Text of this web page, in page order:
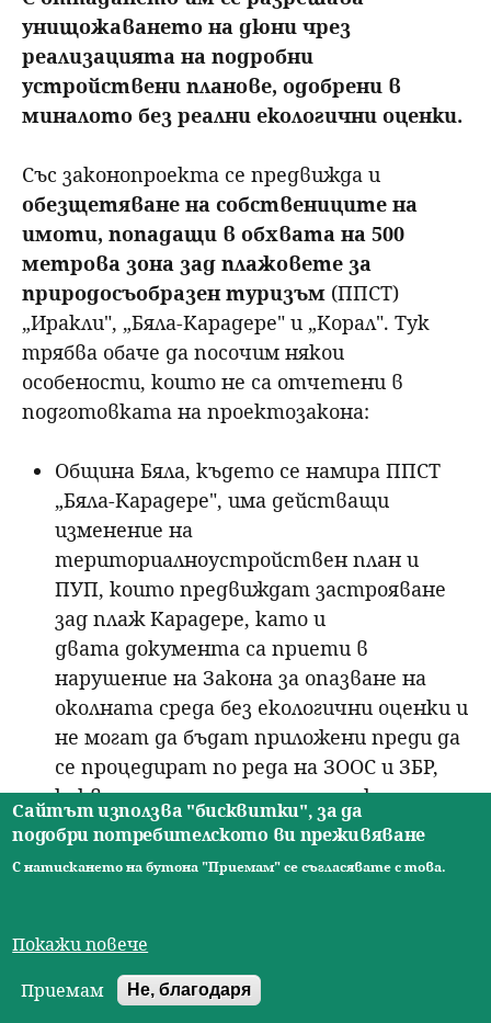
унищожаването на дюни чрез
реализацията на подробни
устройствени планове, одобрени в
миналото без реални екологични оценки.
Със законопроекта се предвижда и
обезщетяване на собствениците на
имоти, попадащи в обхвата на 500
метрова зона зад плажовете за
природосъобразен туризъм (ППСТ)
„Иракли", „Бяла-Карадере" и „Корал". Тук
трябва обаче да посочим някои
особености, които не са отчетени в
подготовката на проектозакона:
Община Бяла, където се намира ППСТ
„Бяла-Карадере", има действащи
изменение на
териториалноустройствен план и
ПУП, които предвиждат застрояване
зад плаж Карадере, като и
двата документа са приети в
нарушение на Закона за опазване на
околната среда без екологични оценки и
не могат да бъдат приложени преди да
се процедират по реда на ЗООС и ЗБР,
каквото процедиране е задължително
заради прилагането на Директивата за
можете да видите тук
https://forthenature.org/cases/13
Община Несебър, където се намира
Сайтът използва "бисквитки", за да
подобри потребителското ви преживяване
С натискането на бутона "Приемам" се съгласявате с това.
Покажи повече
Приемам
Не, благодаря